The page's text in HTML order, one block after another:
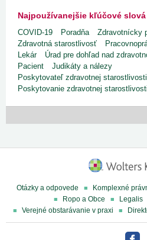
Najpoužívanejšie kľúčové slová
COVID-19 Poradňa Zdravotnícky
Zdravotná starostlivosť
Lekár
Úrad pre dohľad nad
Pacient
Judikáty a nálezy
Poskytovateľ zdravotnej starostlivosti
Poskytovanie zdravotnej starostlivosti
Otázky a odpovede Komplexné
Ropo a Obce
Legalis
Verejné obstarávanie v praxi